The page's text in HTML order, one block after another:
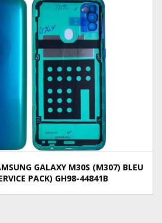
GALAXY M30S (M307) BLEU
PACK) GH98-44841B